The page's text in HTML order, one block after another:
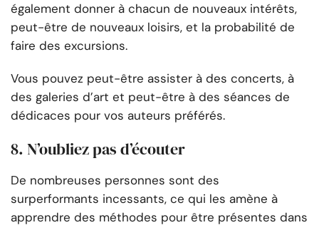
également donner à chacun de nouveaux intérêts,
peut-être de nouveaux loisirs, et la probabilité de
faire des excursions.
Vous pouvez peut-être assister à des concerts, à
des galeries d’art et peut-être à des séances de
dédicaces pour vos auteurs préférés.
8. N’oubliez pas d’écouter
De nombreuses personnes sont des
surperformants incessants, ce qui les amène à
apprendre des méthodes pour être présentes dans